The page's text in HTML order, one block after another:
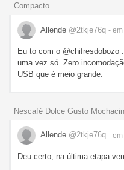
Compacto
Allende @2tkje76q -
Eu to com o @chifresdobozo
uma vez só. Zero
USB que é meio grande.
Nescafé Dolce Gusto
Allende @2tkje76q -
Deu certo, na última etapa